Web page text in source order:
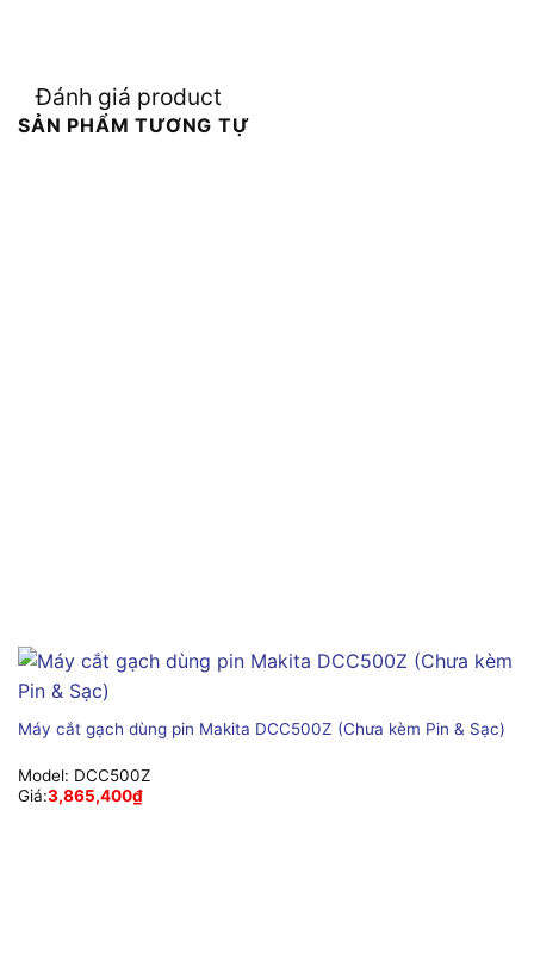
Đánh giá product
SẢN PHẨM TƯƠNG TỰ
Máy cắt gạch dùng pin Makita DCC500Z (Chưa kèm Pin & Sạc)
Model: DCC500Z
Giá:3,865,400₫